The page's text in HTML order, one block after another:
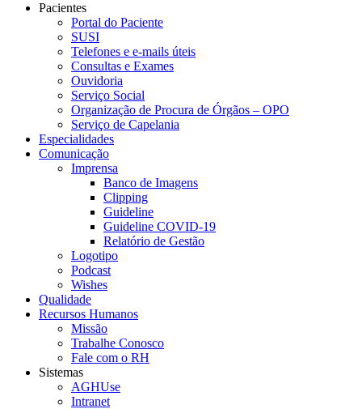
Pacientes
Portal do Paciente
SUSI
Telefones e e-mails úteis
Consultas e Exames
Ouvidoria
Serviço Social
Organização de Procura de Órgãos – OPO
Serviço de Capelania
Especialidades
Comunicação
Imprensa
Banco de Imagens
Clipping
Guideline
Guideline COVID-19
Relatório de Gestão
Logotipo
Podcast
Wishes
Qualidade
Recursos Humanos
Missão
Trabalhe Conosco
Fale com o RH
Sistemas
AGHUse
Intranet